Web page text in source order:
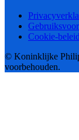
Cookie-beleid
© Koninklijke
voorbehouden.